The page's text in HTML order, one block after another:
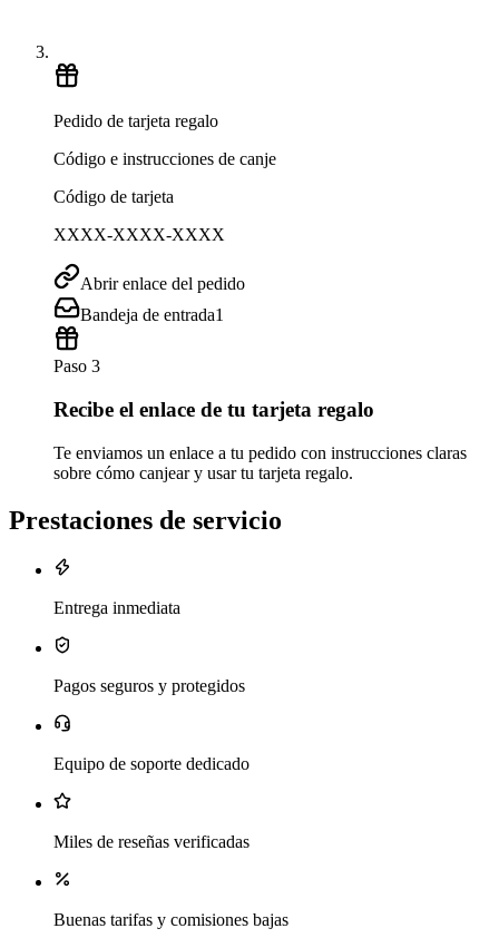
Pedido de tarjeta regalo
Código e instrucciones de canje
Código de tarjeta
XXXX-XXXX-XXXX
Abrir enlace del pedido
Bandeja de entrada1
Paso 3
Recibe el enlace de tu tarjeta regalo
Te enviamos un enlace a tu pedido con instrucciones claras
sobre cómo canjear y usar tu tarjeta regalo.
Prestaciones de servicio
Entrega inmediata
Pagos seguros y protegidos
Equipo de soporte dedicado
Miles de reseñas verificadas
Buenas tarifas y comisiones bajas